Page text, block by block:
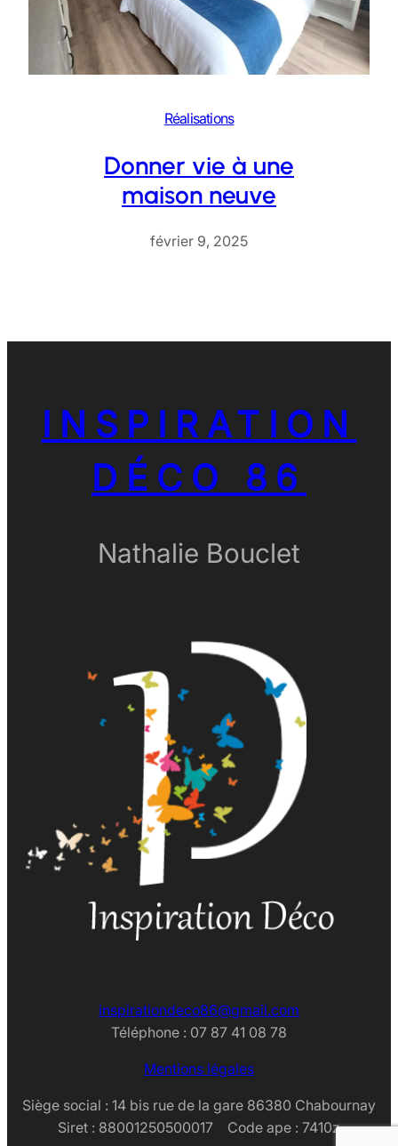
Réalisations
Donner vie à une
maison neuve
février 9, 2025
INSPIRATION
DÉCO 86
Nathalie Bouclet
inspirationdeco86@gmail.com
Téléphone : 07 87 41 08 78
Mentions légales
Siège social : 14 bis rue de la gare 86380 Chabournay
Siret : 88001250500017 Code ape : 7410z